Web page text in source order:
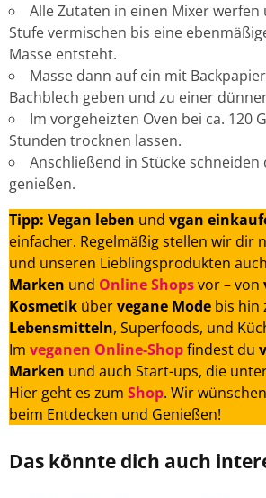
Alle Zutaten in einen Mixer
Stufe vermischen bis eine
Masse entsteht.
Masse dann auf ein mit
Bachblech geben und zu einer
Im vorgeheizten Oven bei ca. 120
Stunden trocknen lassen.
Anschließend in Stücke
genießen.
Tipp: Vegan leben und vgan
einfacher. Regelmäßig stellen wir dir
und unseren Lieblingsprodukten auch
Marken und Online Shopsvor – von
Kosmetik übervegane Mode bis hin
Lebensmitteln, Superfoods, und
Im veganen Online-Shopfindest du
Marken und auch Start-ups, die
Hier geht es zum Shop. Wir
beim Entdecken und Genießen!
Das könnte dich auch